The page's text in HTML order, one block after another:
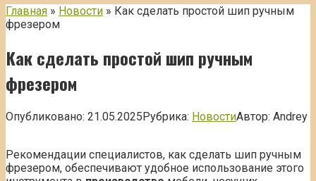
Главная » Новости » Как сделать простой шип ручным
фрезером
Как сделать простой шип ручным
фрезером
Опубликовано: 21.05.2025Рубрика: НовостиАвтор: Andrey
Рекомендации специалистов, как сделать шип ручным
фрезером, обеспечивают удобное использование этого